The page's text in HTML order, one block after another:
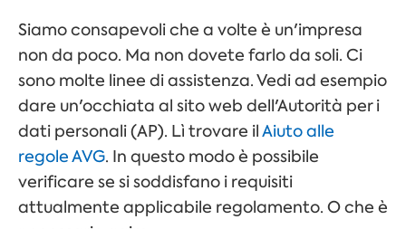
Siamo consapevoli che a volte è un'impresa
non da poco. Ma non dovete farlo da soli. Ci
sono molte linee di assistenza.Vediad esempio
dare un'occhiata al sito web dell'Autorità per i
dati personali (AP). Lì trovare ilAiuto alle
regole AVG. In questo modo è possibile
verificare se si soddisfano i requisiti
attualmente applicabile regolamento. O che è